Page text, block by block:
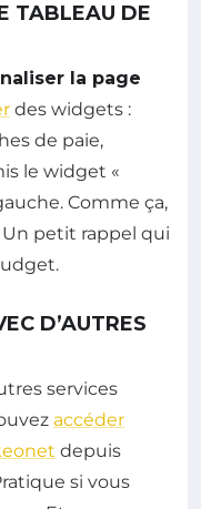
TABLEAU DE
la page
des widgets :
de paie,
le widget «
Comme ça,
Un petit rappel qui
D’AUTRES
services
accéder
depuis
si vous